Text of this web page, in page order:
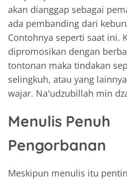
akan dianggap sebagai
ada pembanding dari
Contohnya seperti saat ini.
dipromosikan dengan
tontonan maka tindakan
selingkuh, atau yang
wajar. Na'udzubillah min
Menulis Penuh
Pengorbanan
Meskipun menulis itu